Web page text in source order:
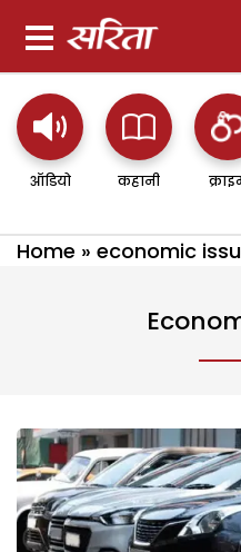
ऑडियो कहानी
Home » economic